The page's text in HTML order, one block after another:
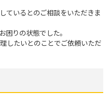
ているとのご相談をいただきま
困りの状態でした。
したいとのことでご依頼いただ